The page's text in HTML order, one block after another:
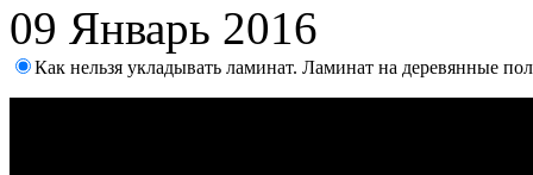
09 Январь 2016
Как нельзя укладывать ламинат. Ламинат на деревянные